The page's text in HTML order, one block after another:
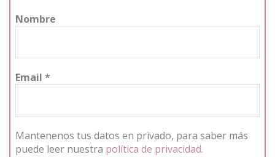
Nombre
Email *
Mantenenos tus datos en privado, para saber más
puede leer nuestra política de privacidad.